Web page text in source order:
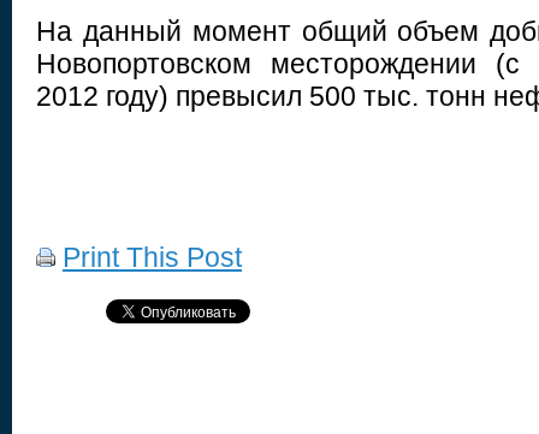
На данный момент общий объем
Новопортовском месторождении (с
2012 году) превысил 500 тыс. тонн
Print This Post